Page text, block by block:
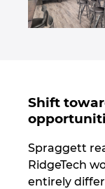
Shift
Spraggett
RidgeTech
entirely